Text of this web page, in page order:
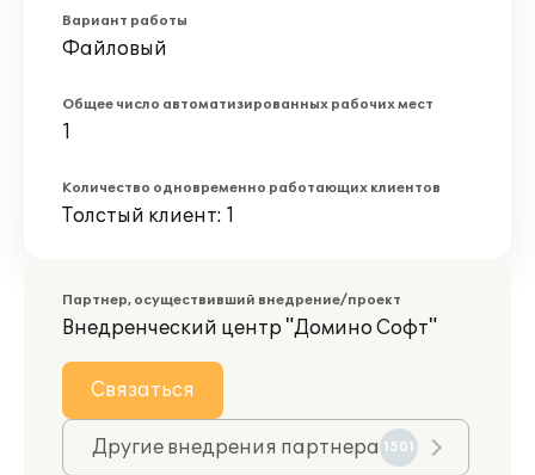
Вариант работы
Файловый
Общее число автоматизированных рабочих мест
1
Количество одновременно работающих клиентов
Толстый клиент: 1
Партнер, осуществивший внедрение/проект
Внедренческий центр "Домино Софт"
Связаться
Другие внедрения партнера 1501